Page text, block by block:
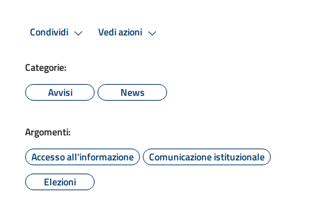
Condividi Vedi azioni
Categorie:
Avvisi
News
Argomenti:
Accesso all'informazione
Comunicazione istituzionale
Elezioni